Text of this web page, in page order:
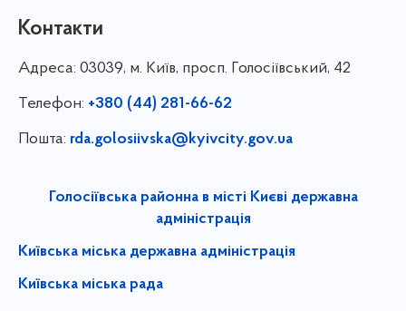
Контакти
Адреса: 03039, м. Київ, просп. Голосіївський, 42
Телефон: +380 (44) 281-66-62
Пошта: rda.golosiivska@kyivcity.gov.ua
Голосіївська районна в місті Києві державна
адміністрація
Київська міська державна адміністрація
Київська міська рада